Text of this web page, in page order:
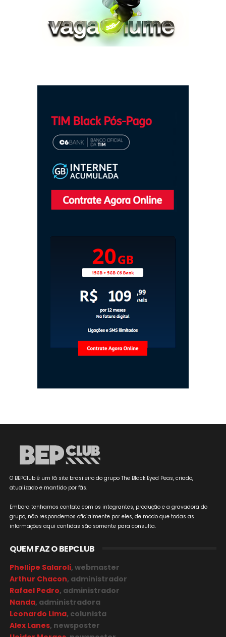
O BEPClub é um fã site brasileiro do grupo The Black Eyed Peas, criado,
atualizado e mantido por fãs.
Embora tenhamos contato com os integrantes, produção e a gravadora do
grupo, não respondemos oficialmente por eles, de modo que todas as
informações aqui contidas são somente para consulta.
QUEM FAZ O BEPCLUB
Phellipe Salaroli, webmaster
Arthur Chacon, administrador
Rafael Pedro, administrador
Nanda, administradora
Leonardo Lima, colunista
Alex Lanes, newsposter